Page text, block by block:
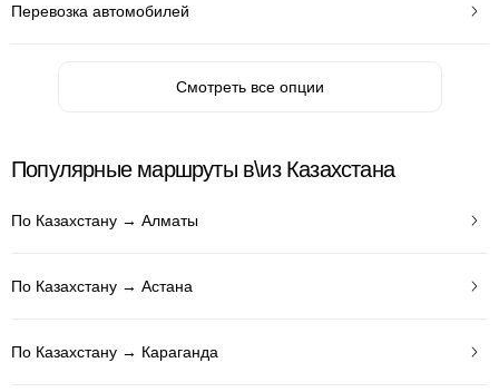
Перевозка автомобилей
Смотреть все опции
Популярные маршруты в\из Казахстана
По Казахстану → Алматы
По Казахстану → Астана
По Казахстану → Караганда